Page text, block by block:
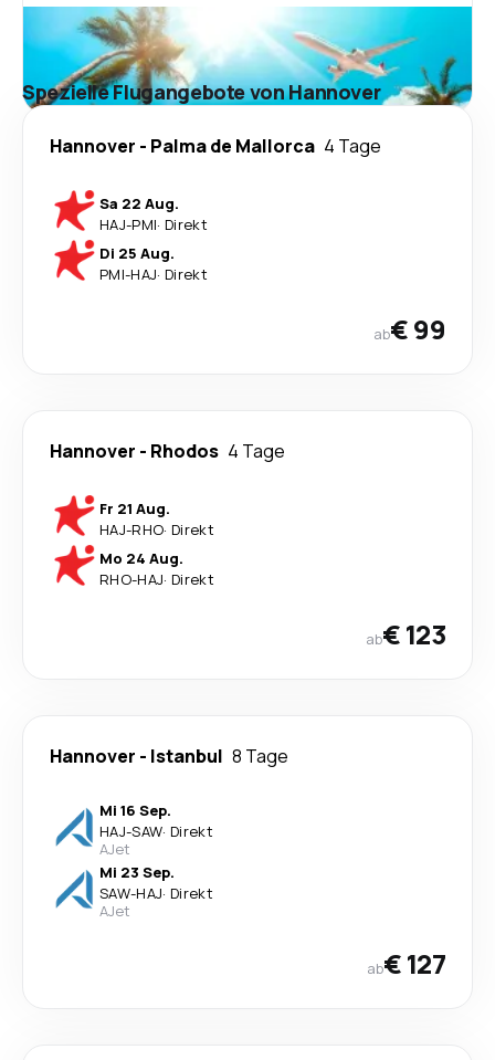
Spezielle Flugangebote von Hannover
Hannover - Palma de Mallorca 4 Tage
Sa 22 Aug.
HAJ-PMI· Direkt
Di 25 Aug.
PMI-HAJ· Direkt
ab€ 99
Hannover - Rhodos 4 Tage
Fr 21 Aug.
HAJ-RHO· Direkt
Mo 24 Aug.
RHO-HAJ· Direkt
ab€ 123
Hannover - Istanbul 8 Tage
Mi 16 Sep.
HAJ-SAW· Direkt
AJet
Mi 23 Sep.
SAW-HAJ· Direkt
AJet
ab€ 127